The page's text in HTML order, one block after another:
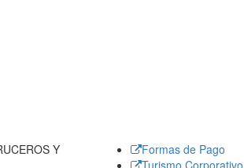
Y
Formas de Pago
Turismo Corporativo